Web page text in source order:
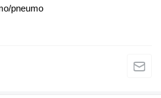
pneumo